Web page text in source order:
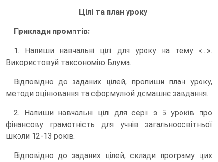
Цілі та план уроку
Приклади промптів:
1. Напиши навчальні цілі для уроку на тему «...».
Використовуй таксономію Блума.
Відповідно до заданих цілей, пропиши план уроку,
методи оцінювання та сформулюй домашнє завдання.
2. Напиши навчальні цілі для серії з 5 уроків про
фінансову грамотність для учнів загальноосвітньої
школи 12-13 років.
Відповідно до заданих цілей, склади програму цих